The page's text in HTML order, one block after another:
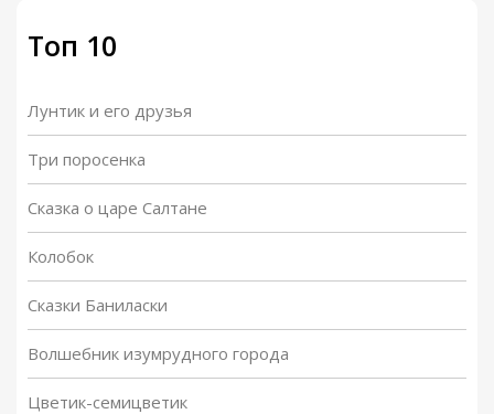
Топ 10
Лунтик и его друзья
Три поросенка
Сказка о царе Салтане
Колобок
Сказки Баниласки
Волшебник изумрудного города
Цветик-семицветик